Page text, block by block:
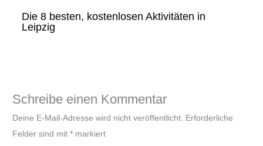
Die 8 besten, kostenlosen Aktivitäten in
Leipzig
Schreibe einen Kommentar
Deine E-Mail-Adresse wird nicht veröffentlicht. Erforderliche
Felder sind mit* markiert